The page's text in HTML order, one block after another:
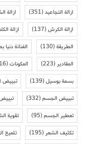
ازالة التجاعيد(351) ازالة
ازالة الكرش(137) ازالة
الطريقة(130) الفنانة دنيا
المقادير(223) المكونات(116)
بسمة بوسيل(139) تبييض
تبييض الجسم(332)
تعطير الجسم(95) تقوية
تكثيف الشعر(195) تلميع